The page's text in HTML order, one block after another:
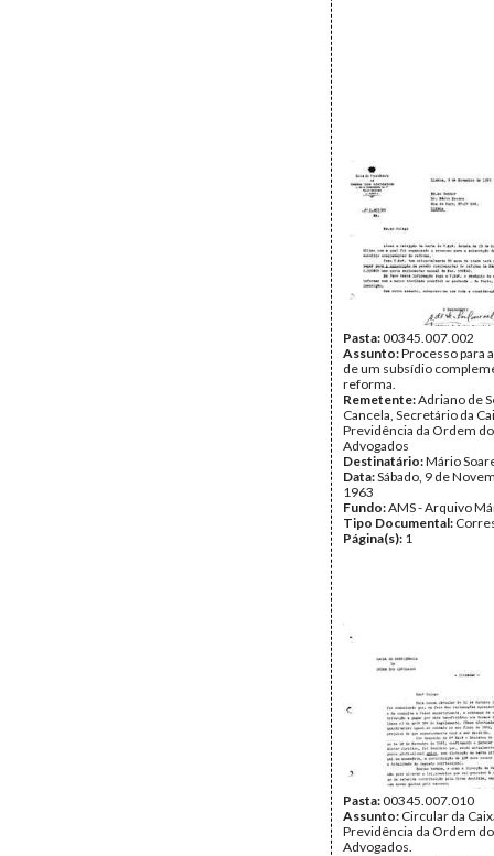
Pasta:00345.007.002
Assunto:Processo para
de um subsídio
reforma.
Remetente:Adriano de
Cancela, Secretário da
Previdência da Ordem
Advogados
Destinatário:Mário
Data:Sábado, 9 de
1963
Fundo:AMS - Arquivo
Tipo Documental:
Página(s): 1
Pasta:00345.007.010
Assunto: Circular da
Previdência da Ordem
Advogados.